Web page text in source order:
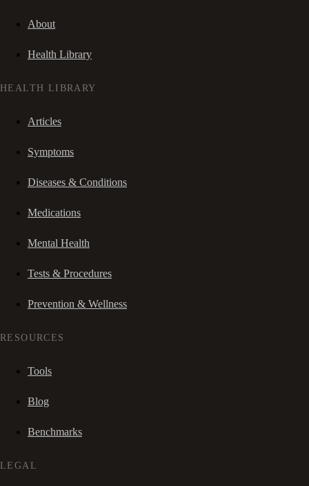
About
Health Library
HEALTH LIBRARY
Articles
Symptoms
Diseases & Conditions
Medications
Mental Health
Tests & Procedures
Prevention & Wellness
RESOURCES
Tools
Blog
Benchmarks
LEGAL